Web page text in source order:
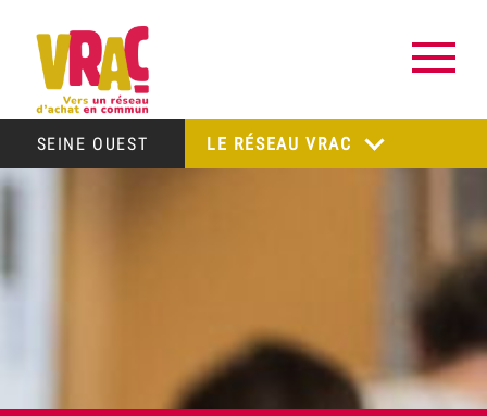
SEINE OUEST LE RÉSEAU VRAC